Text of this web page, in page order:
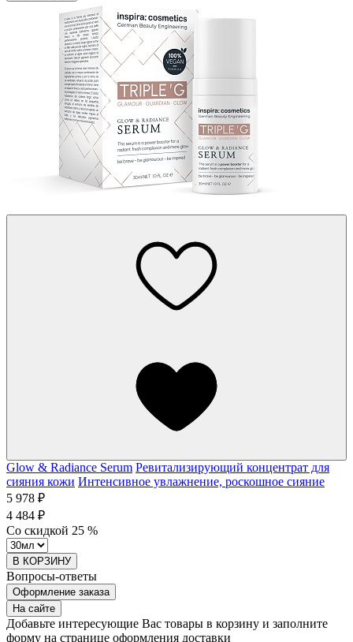
Glow & Radiance Serum Ревитализирующий концентрат для
сияния кожи Интенсивное увлажнение, роскошное сияние
5 978 ₽
4 484 ₽
Со скидкой 25 %
В КОРЗИНУ
Вопросы-ответы
Оформление заказа
На сайте
Добавьте интересующие Вас товары в корзину и заполните
форму на странице оформления доставки